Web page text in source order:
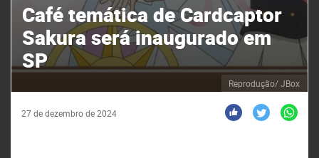
Reprodução/ JBox
Café temática de Cardcaptor
Sakura será inaugurado em
SP
27 de dezembro de 2024